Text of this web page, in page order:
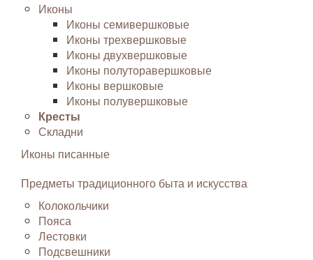
Иконы
Иконы семивершковые
Иконы трехвершковые
Иконы двухвершковые
Иконы полуторавершковые
Иконы вершковые
Иконы полувершковые
Кресты
Складни
Иконы писанные
Предметы традиционного быта и искусства
Колокольчики
Пояса
Лестовки
Подсвешники